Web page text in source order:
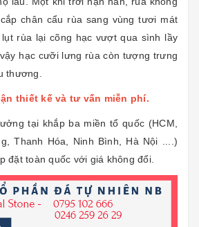
chân cẩu rùa sang vùng tươi mát
rùa lại cõng hạc vượt qua sình lầy
hạc cưỡi lưng rùa còn tượng trưng
thương.
thiết kế và tư vấn miễn phí.
tại khắp ba miền tổ quốc (HCM,
Thanh Hóa, Ninh Bình, Hà Nội ....)
đặt toàn quốc với giá không đổi.